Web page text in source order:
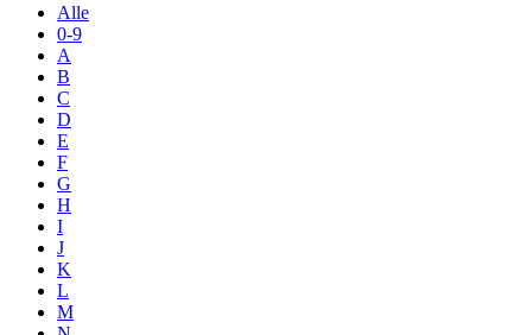
Alle
0-9
A
B
C
D
E
F
G
H
I
J
K
L
M